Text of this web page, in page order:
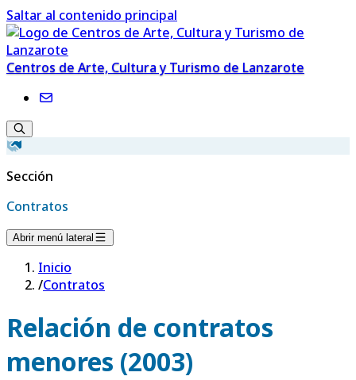
Saltar al contenido principal
Centros de Arte, Cultura y Turismo de Lanzarote
Sección
Contratos
Abrir menú lateral
Inicio
/Contratos
Relación de contratos
menores (2003)